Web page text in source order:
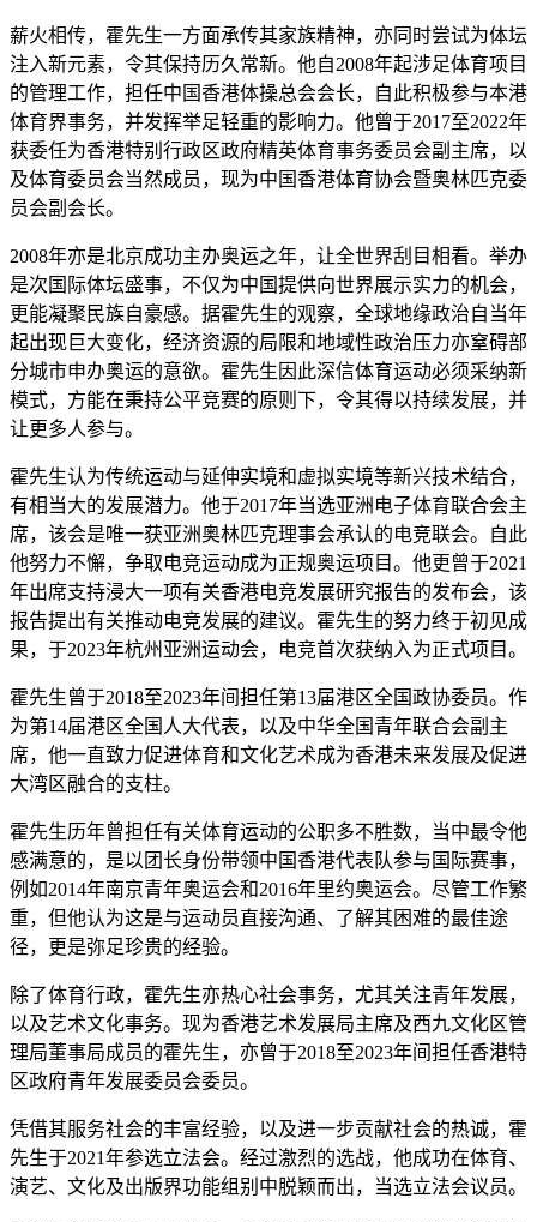
薪火相传，霍先生一方面承传其家族精神，亦同时尝试为体坛
注入新元素，令其保持历久常新。他自2008年起涉足体育项目
的管理工作，担任中国香港体操总会会长，自此积极参与本港
体育界事务，并发挥举足轻重的影响力。他曾于2017至2022年
获委任为香港特别行政区政府精英体育事务委员会副主席，以
及体育委员会当然成员，现为中国香港体育协会暨奥林匹克委
员会副会长。
2008年亦是北京成功主办奥运之年，让全世界刮目相看。举办
是次国际体坛盛事，不仅为中国提供向世界展示实力的机会，
更能凝聚民族自豪感。据霍先生的观察，全球地缘政治自当年
起出现巨大变化，经济资源的局限和地域性政治压力亦窒碍部
分城市申办奥运的意欲。霍先生因此深信体育运动必须采纳新
模式，方能在秉持公平竞赛的原则下，令其得以持续发展，并
让更多人参与。
霍先生认为传统运动与延伸实境和虚拟实境等新兴技术结合，
有相当大的发展潜力。他于2017年当选亚洲电子体育联合会主
席，该会是唯一获亚洲奥林匹克理事会承认的电竞联会。自此
他努力不懈，争取电竞运动成为正规奥运项目。他更曾于2021
年出席支持浸大一项有关香港电竞发展研究报告的发布会，该
报告提出有关推动电竞发展的建议。霍先生的努力终于初见成
果，于2023年杭州亚洲运动会，电竞首次获纳入为正式项目。
霍先生曾于2018至2023年间担任第13届港区全国政协委员。作
为第14届港区全国人大代表，以及中华全国青年联合会副主
席，他一直致力促进体育和文化艺术成为香港未来发展及促进
大湾区融合的支柱。
霍先生历年曾担任有关体育运动的公职多不胜数，当中最令他
感满意的，是以团长身份带领中国香港代表队参与国际赛事，
例如2014年南京青年奥运会和2016年里约奥运会。尽管工作繁
重，但他认为这是与运动员直接沟通、了解其困难的最佳途
径，更是弥足珍贵的经验。
除了体育行政，霍先生亦热心社会事务，尤其关注青年发展，
以及艺术文化事务。现为香港艺术发展局主席及西九文化区管
理局董事局成员的霍先生，亦曾于2018至2023年间担任香港特
区政府青年发展委员会委员。
凭借其服务社会的丰富经验，以及进一步贡献社会的热诚，霍
先生于2021年参选立法会。经过激烈的选战，他成功在体育、
演艺、文化及出版界功能组别中脱颖而出，当选立法会议员。